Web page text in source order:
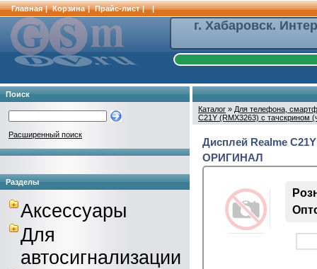
Главная | Корзина | Прайс-лист | |
г. Хабаровск.
Поиск
Расширенный поиск
Разделы
Аксессуары
Для
автосигнализации
Каталог » Для телефона,
C21Y (RMX3263) с
Дисплей Realme
ОРИГИНАЛ